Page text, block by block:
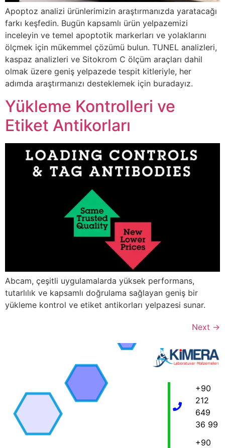
Apoptoz analizi ürünlerimizin araştırmanızda yaratacağı
farkı keşfedin. Bugün kapsamlı ürün yelpazemizi
inceleyin ve temel apoptotik markerları ve yolaklarını
ölçmek için mükemmel çözümü bulun. TUNEL analizleri,
kaspaz analizleri ve Sitokrom C ölçüm araçları dahil
olmak üzere geniş yelpazede tespit kitleriyle, her
adımda araştırmanızı desteklemek için buradayız.
Yükleme Kontrolleri ve
Etiket Antikorları
Abcam, çeşitli uygulamalarda yüksek performans,
tutarlılık ve kapsamlı doğrulama sağlayan geniş bir
yükleme kontrol ve etiket antikorları yelpazesi sunar.
Next →
+90
212
649
36 99
+90